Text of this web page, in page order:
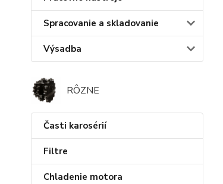
Spracovanie a skladovanie
Výsadba
RÔZNE
Časti karosérií
Filtre
Chladenie motora